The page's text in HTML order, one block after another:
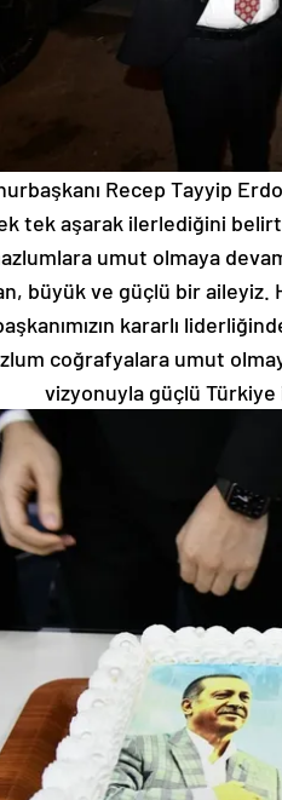
Recep Tayyip
tek aşarak ilerlediğini
umut olmaya
büyük ve güçlü bir
kararlı
coğrafyalara umut
vizyonuyla güçlü